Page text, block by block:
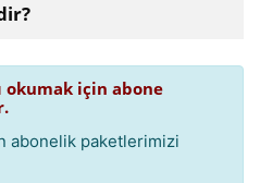
okumak için abone
abonelik paketlerimizi